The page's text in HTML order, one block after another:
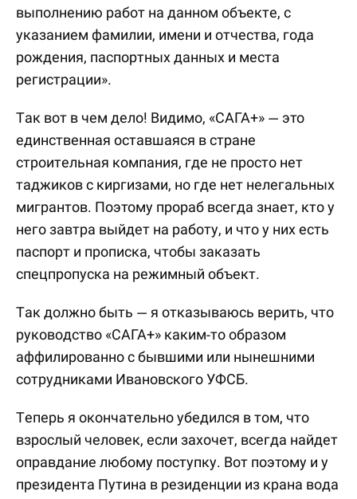
выполнению работ на данном объекте, с
указанием фамилии, имени и отчества, года
рождения, паспортных данных и места
регистрации».
Так вот в чем дело! Видимо, «САГА+» — это
единственная оставшаяся в стране
строительная компания, где не просто нет
таджиков с киргизами, но где нет нелегальных
мигрантов. Поэтому прораб всегда знает, кто у
него завтра выйдет на работу, и что у них есть
паспорт и прописка, чтобы заказать
спецпропуска на режимный объект.
Так должно быть — я отказываюсь верить, что
руководство «САГА+» каким-то образом
аффилированно с бывшими или нынешними
сотрудниками Ивановского УФСБ.
Теперь я окончательно убедился в том, что
взрослый человек, если захочет, всегда найдет
оправдание любому поступку. Вот поэтому и у
президента Путина в резиденции из крана вода